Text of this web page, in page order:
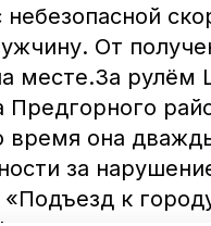
небезопасной
От
месте.За рулём
время она
за
«Подъезд к